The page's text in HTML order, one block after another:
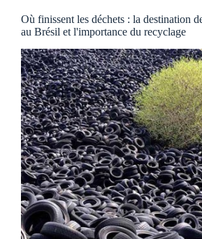
Où finissent les déchets : la destination
au Brésil et l'importance du recyclage